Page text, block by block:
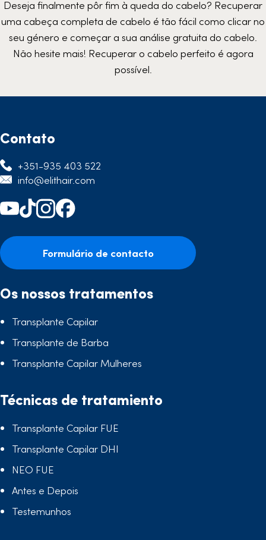
Deseja finalmente pôr fim à queda do cabelo? Recuperar
uma cabeça completa de cabelo é tão fácil como clicar no
seu género e começar a sua análise gratuita do cabelo.
Não hesite mais! Recuperar o cabelo perfeito é agora
possível.
Contato
+351-935 403 522
info@elithair.com
Formulário de contacto
Os nossos tratamentos
Transplante Capilar
Transplante de Barba
Transplante Capilar Mulheres
Técnicas de tratamiento
Transplante Capilar FUE
Transplante Capilar DHI
NEO FUE
Antes e Depois
Testemunhos